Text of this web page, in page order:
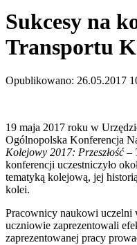
Sukcesy na
Transportu
Opublikowano: 26.05.2017
19 maja 2017 roku w
Ogólnopolska Konferencja
Kolejowy 2017: Przeszłość –
konferencji uczestniczyło
tematyką kolejową, jej
kolei.
Pracownicy naukowi uczelni
uczniowie zaprezentowali
zaprezentowanej pracy